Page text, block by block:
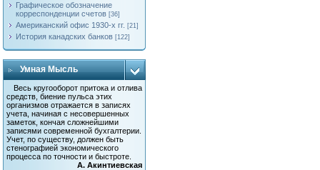
Графическое обозначение
корреспонденции счетов [36]
Американский офис 1930-х гг. [21]
История канадских банков [122]
Умная Мысль
Весь кругооборот притока и отлива
средств, биение пульса этих
организмов отражается в записях
учета, начиная с несовершенных
заметок, кончая сложнейшими
записями современной бухгалтерии.
Учет, по существу, должен быть
стенографией экономического
процесса по точности и быстроте.
А. Акинтиевская